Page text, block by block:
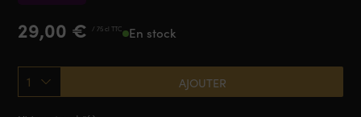
29,00 € / 75 cl TTC En stock
1 AJOUTER